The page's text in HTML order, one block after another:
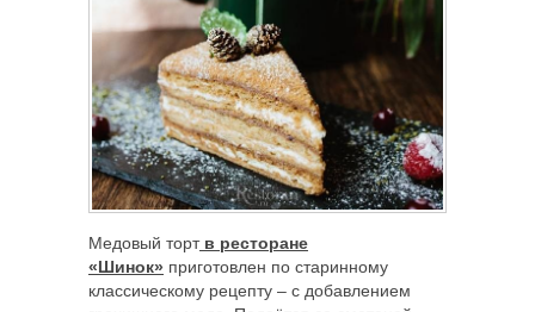
Медовый торт в ресторане
«Шинок» приготовлен по старинному
классическому рецепту – с добавлением